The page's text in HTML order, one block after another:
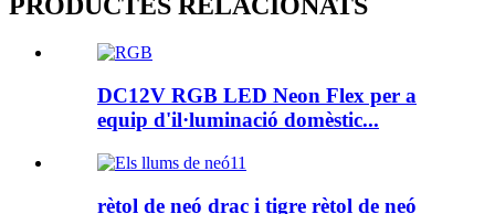
PRODUCTES RELACIONATS
DC12V RGB LED Neon Flex per a
equip d'il·luminació domèstic...
rètol de neó drac i tigre rètol de neó